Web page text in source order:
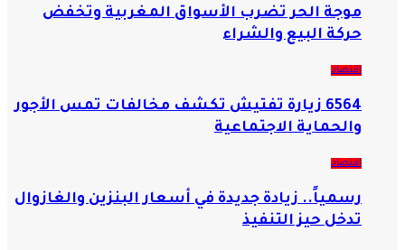
موجة الحر تضرب الأسواق المغربية وتخفض
حركة البيع والشراء
اقتصاد
6564 زيارة تفتيش تكشف مخالفات تمس الأجور
والحماية الاجتماعية
اقتصاد
رسمياً.. زيادة جديدة في أسعار البنزين والغازوال
تدخل حيز التنفيذ